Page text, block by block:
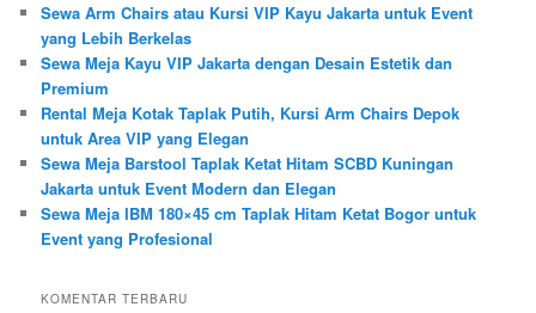
Sewa Arm Chairs atau Kursi VIP Kayu Jakarta untuk Event
yang Lebih Berkelas
Sewa Meja Kayu VIP Jakarta dengan Desain Estetik dan
Premium
Rental Meja Kotak Taplak Putih, Kursi Arm Chairs Depok
untuk Area VIP yang Elegan
Sewa Meja Barstool Taplak Ketat Hitam SCBD Kuningan
Jakarta untuk Event Modern dan Elegan
Sewa Meja IBM 180×45 cm Taplak Hitam Ketat Bogor untuk
Event yang Profesional
KOMENTAR TERBARU